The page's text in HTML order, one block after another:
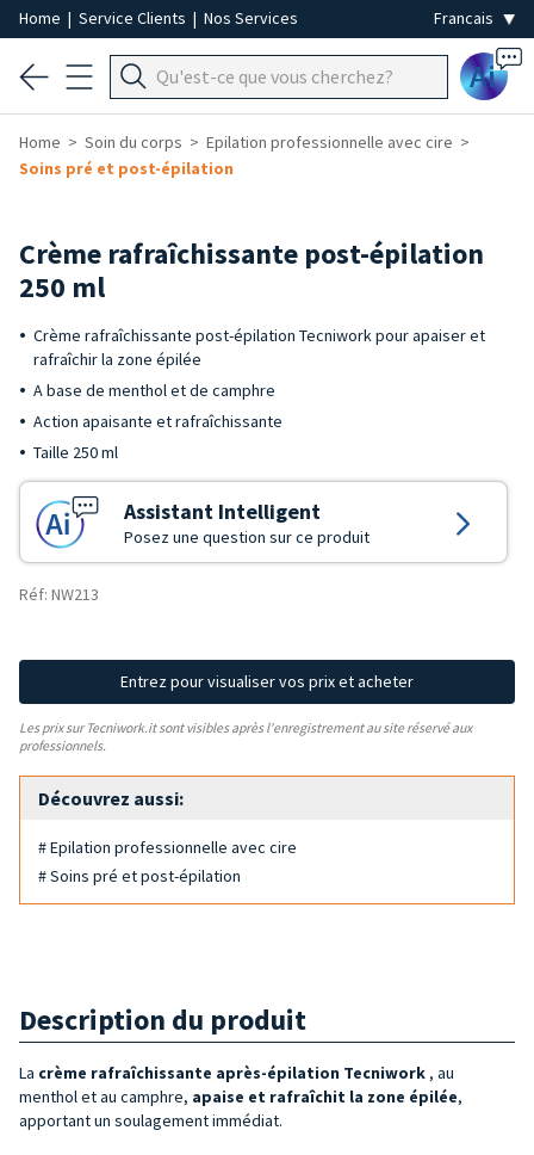
Home | Service Clients | Nos Services
Ai
Home Soin du corps
Epilation professionnelle avec cire
Soins pré et post-épilation
Crème rafraîchissante post-épilation
250 ml
Crème rafraîchissante post-épilation Tecniwork pour apaiser et
rafraîchir la zone épilée
A base de menthol et de camphre
Action apaisante et rafraîchissante
Taille 250 ml
Assistant Intelligent
Posez une question sur ce produit
Réf: NW213
Entrez pour visualiser vos prix et acheter
Les prix sur Tecniwork.it sont visibles après l'enregistrement au site réservé aux
professionnels.
Découvrez aussi:
# Epilation professionnelle avec cire
# Soins pré et post-épilation
Description du produit
La crème rafraîchissante après-épilation Tecniwork , au
menthol et au camphre, apaise et rafraîchit la zone épilée,
apportant un soulagement immédiat.